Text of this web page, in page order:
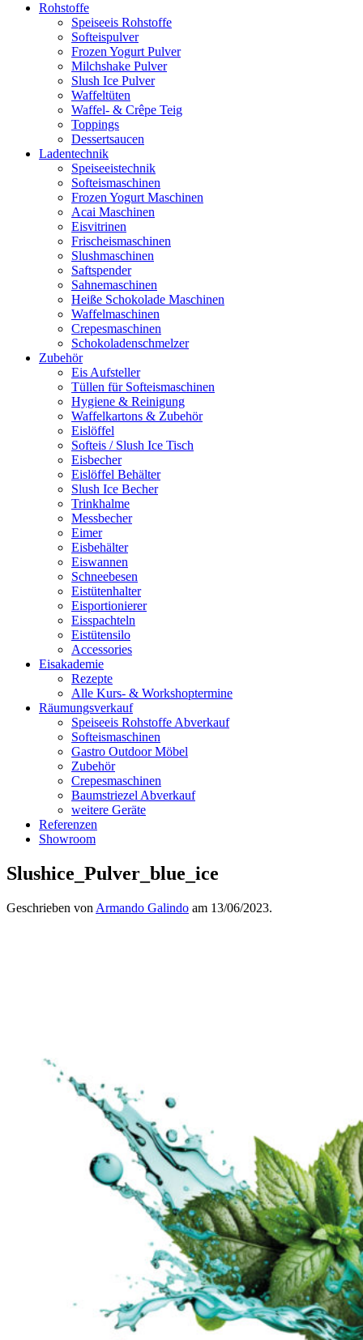
Rohstoffe
Speiseeis Rohstoffe
Softeispulver
Frozen Yogurt Pulver
Milchshake Pulver
Slush Ice Pulver
Waffeltüten
Waffel- & Crêpe Teig
Toppings
Dessertsaucen
Ladentechnik
Speiseeistechnik
Softeismaschinen
Frozen Yogurt Maschinen
Acai Maschinen
Eisvitrinen
Frischeismaschinen
Slushmaschinen
Saftspender
Sahnemaschinen
Heiße Schokolade Maschinen
Waffelmaschinen
Crepesmaschinen
Schokoladenschmelzer
Zubehör
Eis Aufsteller
Tüllen für Softeismaschinen
Hygiene & Reinigung
Waffelkartons & Zubehör
Eislöffel
Softeis / Slush Ice Tisch
Eisbecher
Eislöffel Behälter
Slush Ice Becher
Trinkhalme
Messbecher
Eimer
Eisbehälter
Eiswannen
Schneebesen
Eistütenhalter
Eisportionierer
Eisspachteln
Eistütensilo
Accessories
Eisakademie
Rezepte
Alle Kurs- & Workshoptermine
Räumungsverkauf
Speiseeis Rohstoffe Abverkauf
Softeismaschinen
Gastro Outdoor Möbel
Zubehör
Crepesmaschinen
Baumstriezel Abverkauf
weitere Geräte
Referenzen
Showroom
Slushice_Pulver_blue_ice
Geschrieben von Armando Galindo am 13/06/2023.